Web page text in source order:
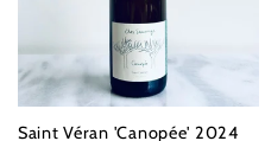
Saint Véran 'Canopée' 2024